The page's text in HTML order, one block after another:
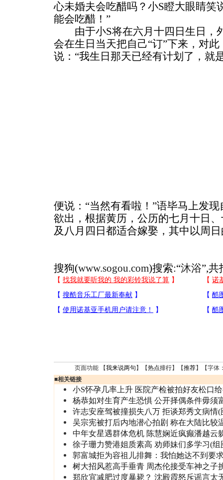
心未婚夫会吃醋吗？小S瞪大眼睛笑
能会吃醋！”
由于小S将在六月十四日生日，
会在生日当天把自己“订”下来，对
说：“我生日那天已经有计划了，就
便说：“当然有看啦！”语毕马上发
欲出，根据黄历，公历的七月十日
及八月四日都适合嫁娶，其中以周
搜狗(www.sogou.com)搜索:“沐浴”,共
页面功能 【我来说两句 】【热点排行】【推荐】【字体
■相关链接
小S怀孕几率上升 医院产检被拍好友松口
杨恭如对生育产生恐惧 公开择偶条件毋须
许志安座驾被撞损失八万 拒谈郑秀文病情(
吴宗宪被打后内地潜心拍剧 称在大陆比较
中年女星遇群体危机 陈慧娴近疯癫潘越云
徐子珊力赞港姐质素高 劝师妹们多学习(组
郭富城拒为容祖儿排舞：我怕她达不到要
树大招风惹高手垂青 周杰伦接受车神之子
郑欣宜减肥过度暴毙？ 沈殿霞怒斥谣言太